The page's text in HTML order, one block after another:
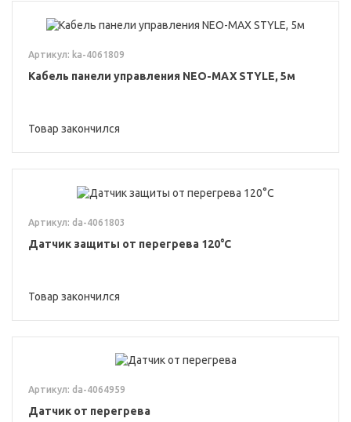
Артикул: ka-4061809
Кабель панели управления NEO-MAX STYLE, 5м
Товар закончился
Артикул: da-4061803
Датчик защиты от перегрева 120°С
Товар закончился
Артикул: da-4064959
Датчик от перегрева